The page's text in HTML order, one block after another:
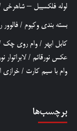
لوله فلکسیبل – شاهرخی
بسته بندی وکیوم / فالوور
کابل ابهر / وام روی چک
عکس نورقائم / لابراتوار
وام با سیم کارت / خرازی
برچسب‌ها